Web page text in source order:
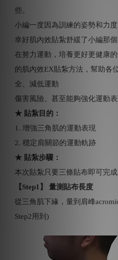
些。
小編一度因為訓練的姿勢和力
幸好肌內效貼紮舒緩了小編那
在努力運動，培養更好更健康
的肌內效EX貼紮方法，幫助各
全、減低運動
傷害風險、甚至能夠強化運動表
★ 貼紮目的：
1. 增強三角肌的運動表現
2. 穩定肩關節的運動軌跡
★ 貼紮步驟：
本次貼紮只要三條貼布即可完成
【Step1】 量測貼布長度
從三角肌下緣，量到肩峰
Step2用到)